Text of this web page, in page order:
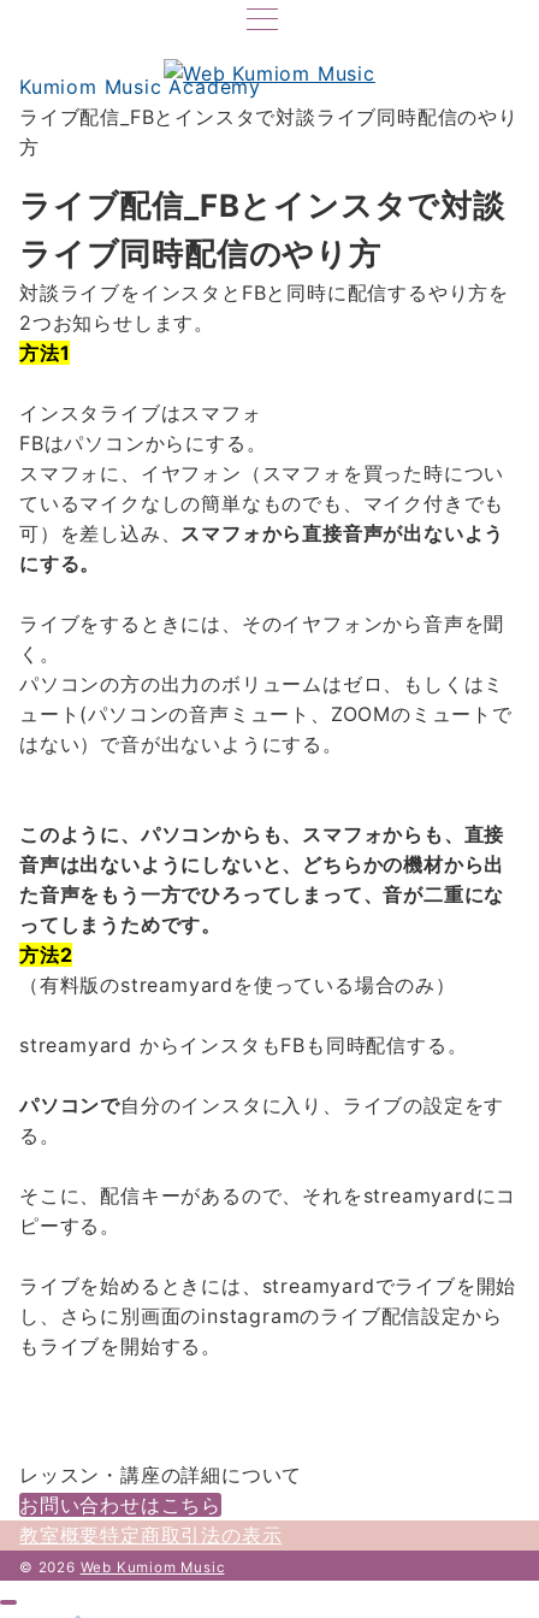
Kumiom Music Academy
ライブ配信_FBとインスタで対談ライブ同時配信のやり
方
ライブ配信_FBとインスタで対談
ライブ同時配信のやり方
対談ライブをインスタとFBと同時に配信するやり方を
2つお知らせします。
方法1
インスタライブはスマフォ
FBはパソコンからにする。
スマフォに、イヤフォン（スマフォを買った時につい
ているマイクなしの簡単なものでも、マイク付きでも
可）を差し込み、 スマフォから直接音声が出ないよう
にする。
ライブをするときには、そのイヤフォンから音声を聞
く。
パソコンの方の出力のボリュームはゼロ、もしくはミ
ュート(パソコンの音声ミュート、ZOOMのミュートで
はない）で音が出ないようにする。
このように、パソコンからも、スマフォからも、直接
音声は出ないようにしないと、どちらかの機材から出
た音声をもう一方でひろってしまって、音が二重にな
ってしまうためです。
方法2
（有料版のstreamyardを使っている場合のみ）
streamyard からインスタもFBも同時配信する。
パソコンで自分のインスタに入り、ライブの設定をす
る。
そこに、配信キーがあるので、それをstreamyardにコ
ピーする。
ライブを始めるときには、streamyardでライブを開始
し、さらに別画面のinstagramのライブ配信設定から
もライブを開始する。
レッスン・講座の詳細について
お問い合わせはこちら
教室概要特定商取引法の表示
© 2026 Web Kumiom Music